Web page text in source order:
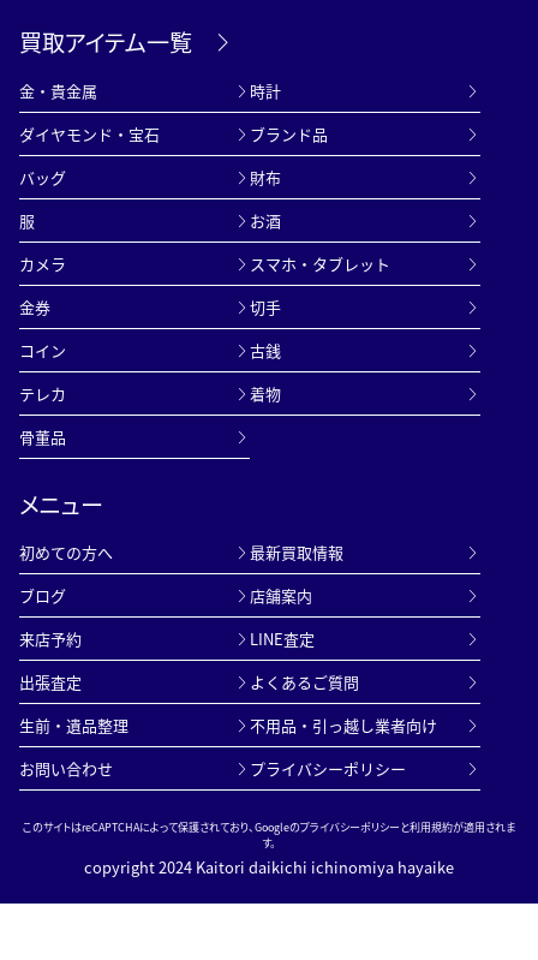
ー
ジ
送
り
買取アイテム一覧
金・貴金属
時計
ダイヤモンド・宝石
ブランド品
バッグ
財布
服
お酒
カメラ
スマホ・タブレット
金券
切手
コイン
古銭
テレカ
着物
骨董品
メニュー
初めての方へ
最新買取情報
ブログ
店舗案内
来店予約
LINE査定
出張査定
よくあるご質問
生前・遺品整理
不用品・引っ越し業者向け
お問い合わせ
プライバシーポリシー
このサイトはreCAPTCHAによって保護されており、Googleのプライバシーポリシーと利用規約が適用されま
す。
copyright 2024 Kaitori daikichi ichinomiya hayaike